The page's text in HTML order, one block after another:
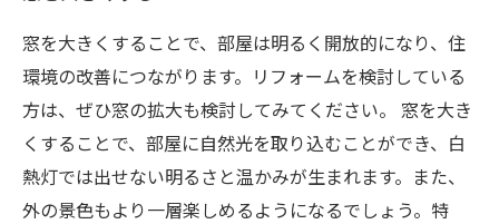
窓を大きくすることで、部屋は明るく開放的になり、住
環境の改善につながります。リフォームを検討している
方は、ぜひ窓の拡大も検討してみてください。 窓を大き
くすることで、部屋に自然光を取り込むことができ、白
熱灯では出せない明るさと温かみが生まれます。また、
外の景色もより一層楽しめるようになるでしょう。特